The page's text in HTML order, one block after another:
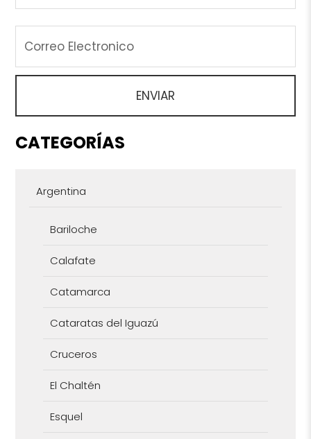
CATEGORÍAS
Argentina
Bariloche
Calafate
Catamarca
Cataratas del Iguazú
Cruceros
El Chaltén
Esquel